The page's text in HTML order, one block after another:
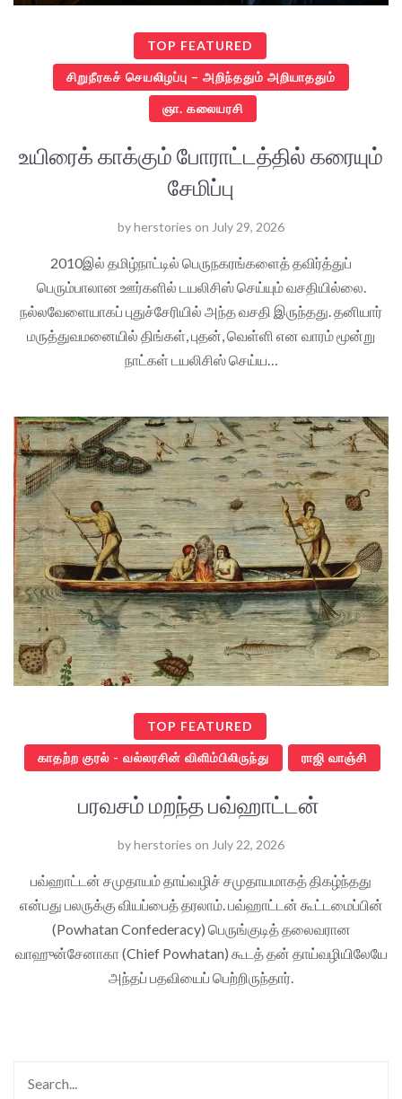
TOP FEATURED
சிறுநீரகச் செயலிழப்பு – அறிந்ததும் அறியாததும்
ஞா. கலையரசி
உயிரைக் காக்கும் போராட்டத்தில் கரையும்
சேமிப்பு
byherstories on July 29, 2026
2010இல் தமிழ்நாட்டில் பெருநகரங்களைத் தவிர்த்துப்
பெரும்பாலான ஊர்களில் டயலிசிஸ் செய்யும் வசதியில்லை.
நல்லவேளையாகப் புதுச்சேரியில் அந்த வசதி இருந்தது. தனியார்
மருத்துவமனையில் திங்கள், புதன், வெள்ளி என வாரம் மூன்று
நாட்கள் டயலிசிஸ் செய்ய…
TOP FEATURED
காதற்ற குரல் - வல்லரசின் விளிம்பிலிருந்து ராஜி வாஞ்சி
பரவசம் மறந்த பவ்ஹாட்டன்
byherstories on July 22, 2026
பவ்ஹாட்டன் சமுதாயம் தாய்வழிச் சமுதாயமாகத் திகழ்ந்தது
என்பது பலருக்கு வியப்பைத் தரலாம். பவ்ஹாட்டன் கூட்டமைப்பின்
(Powhatan Confederacy) பெருங்குடித் தலைவரான
வாஹுன்சேனாகா (Chief Powhatan) கூடத் தன் தாய்வழியிலேயே
அந்தப் பதவியைப் பெற்றிருந்தார்.